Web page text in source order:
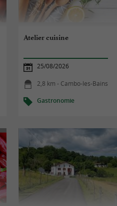
Atelier cuisine
25/08/2026
2,8 km - Cambo-les-Bains
Gastronomie